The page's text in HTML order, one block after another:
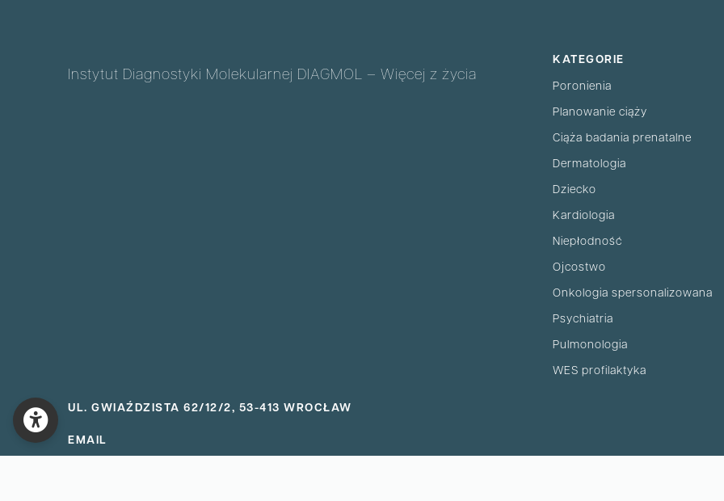
Instytut Diagnostyki Molekularnej DIAGMOL – Więcej z życia
KATEGORIE
Poronienia
Planowanie ciąży
Ciąża badania prenatalne
Dermatologia
Dziecko
Kardiologia
Niepłodność
Ojcostwo
Onkologia spersonalizowana
Psychiatria
Pulmonologia
WES profilaktyka
UL. GWIAŹDZISTA 62/12/2, 53-413 WROCŁAW
EMAIL